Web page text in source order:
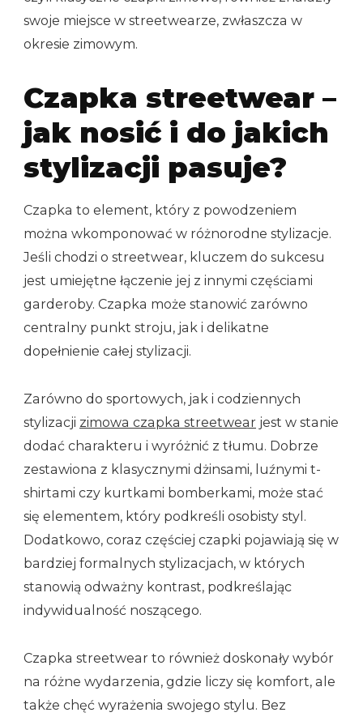
swoje miejsce w streetwearze, zwłaszcza w
okresie zimowym.
Czapka streetwear –
jak nosić i do jakich
stylizacji pasuje?
Czapka to element, który z powodzeniem
można wkomponować w różnorodne stylizacje.
Jeśli chodzi o streetwear, kluczem do sukcesu
jest umiejętne łączenie jej z innymi częściami
garderoby. Czapka może stanowić zarówno
centralny punkt stroju, jak i delikatne
dopełnienie całej stylizacji.
Zarówno do sportowych, jak i codziennych
stylizacji zimowa czapka streetwear jest w stanie
dodać charakteru i wyróżnić z tłumu. Dobrze
zestawiona z klasycznymi dżinsami, luźnymi t-
shirtami czy kurtkami bomberkami, może stać
się elementem, który podkreśli osobisty styl.
Dodatkowo, coraz częściej czapki pojawiają się w
bardziej formalnych stylizacjach, w których
stanowią odważny kontrast, podkreślając
indywidualność noszącego.
Czapka streetwear to również doskonały wybór
na różne wydarzenia, gdzie liczy się komfort, ale
także chęć wyrażenia swojego stylu. Bez